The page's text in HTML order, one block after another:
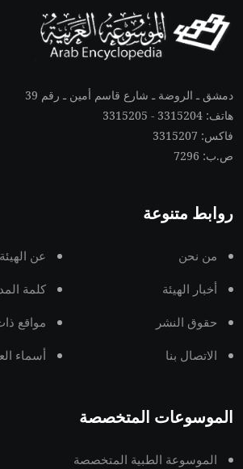
دمشق ـ الروضة ـ شارع قاسم أمين ـ رقم 39
هاتف: 3315204 - 3315205
فاكس: 3315207
ص.ب: 7296
روابط متنوعة
من نحن عن الهيئة
أخبار الهيئة كلمة
حقوق النشر مواقع
الاتصال بنا أسماء
الموسوعات المتخصصة
الموسوعة الطبية المتخصصة